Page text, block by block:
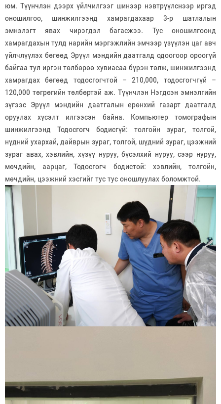
юм. Түүнчлэн дээрх үйлчилгээг шинээр нэвтрүүлснээр иргэд
оношилгоо, шинжилгээнд хамрагдахаар 3-р шатлалын
эмнэлэгт явах чирэгдэл багасжээ. Тус оношилгоонд
хамрагдахын тулд нарийн мэргэжлийн эмчээр үзүүлэн цаг авч
үйлчлүүлэх бөгөөд Эрүүл мэндийн даатгалд одоогоор ороогүй
байгаа тул иргэн төлбөрөө хувиасаа бүрэн төлж, шинжилгээнд
хамрагдах бөгөөд тодосгогчтой – 210,000, тодосгогчгүй –
120,000 төгрөгийн төлбөртэй аж. Түүнчлэн Нэгдсэн эмнэлгийн
зүгээс Эрүүл мэндийн даатгалын ерөнхий газарт даатгалд
оруулах хүсэлт илгээсэн байна. Компьютер томографын
шинжилгээнд Тодосгогч бодисгүй: толгойн зураг, толгой,
нүдний ухархай, дайврын зураг, толгой, шүдний зураг, цээжний
зураг авах, хэвлийн, хүзүү нуруу, бүсэлхий нуруу, сээр нуруу,
мөчдийн, аарцаг, Тодосгогч бодистой: хэвлийн, толгойн,
мөчдийн, цээжний хэсгийг тус тус оношлуулах боломжтой.